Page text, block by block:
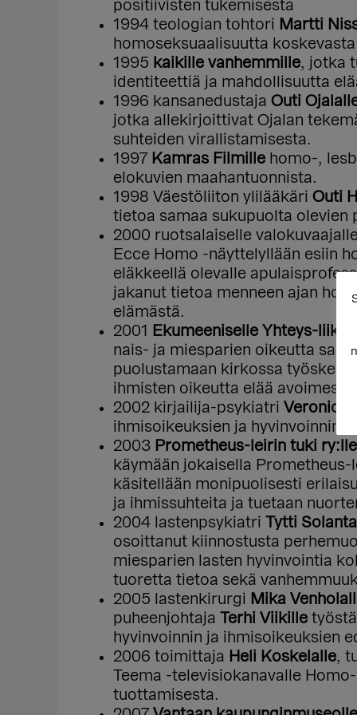
positiivisten tukemisesta
1994 teologian tohtori Martti
homoseksuaalisuutta
1995 kaikille vanhemmille, jotka
identiteettiä ja mahdollisuutta
1996 kansanedustaja Outi
jotka allekirjoittivat Ojalan
suhteiden virallistamisesta.
1997 Kamras Filmille homo-,
elokuvien maahantuonnista.
1998 Väestöliiton ylilääkäri Outi
tietoa samaa sukupuolta olevien
2000 ruotsalaiselle
Ecce Homo -näyttelyllään esiin
eläkkeellä olevalle
jakanut tietoa menneen ajan
elämästä.
2001
Ekumeeniselle Yhteys-
nais- ja miesparien oikeutta
puolustamaan kirkossa
ihmisten oikeutta elää avoimesti
2002 kirjailija-psykiatri Veronica
ihmisoikeuksien ja hyvinvoinnin
2003 Prometheus-leirin tuki ry:lle
käymään jokaisella
käsitellään monipuolisesti
ja ihmissuhteita ja tuetaan
2004 lastenpsykiatri Tytti
osoittanut kiinnostusta
miesparien lasten hyvinvointia
tuoretta tietoa sekä
2005 lastenkirurgi Mika
puheenjohtaja Terhi Viikille
hyvinvoinnin ja ihmisoikeuksien
2006 toimittaja Heli Koskelalle,
Teema -televisiokanavalle
tuottamisesta.